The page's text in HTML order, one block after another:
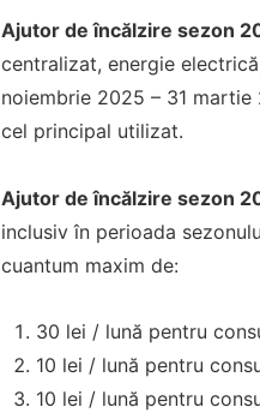
Ajutor de încălzire sezon
centralizat, energie
noiembrie 2025 – 31
cel principal utilizat.
Ajutor de încălzire sezon
inclusiv în perioada
cuantum maxim de:
30 lei / lună pentru
10 lei / lună pentru
10 lei / lună pentru